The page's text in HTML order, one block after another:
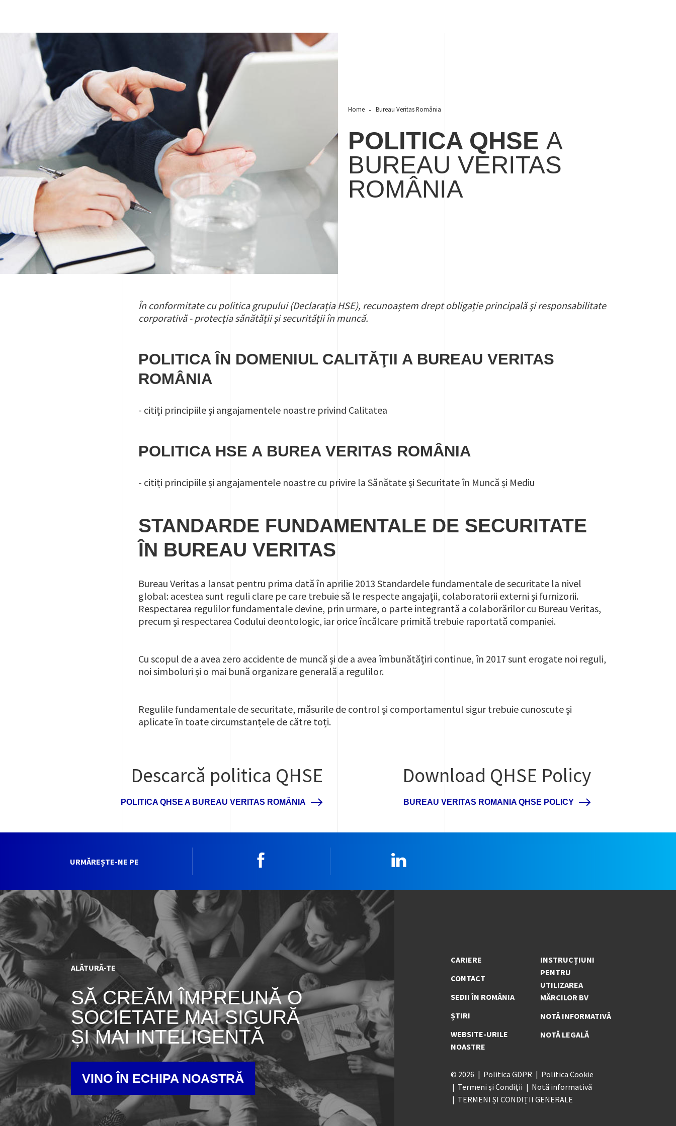
Politica QHSE
Home Bureau Veritas România
POLITICA QHSE A
BUREAU VERITAS
ROMÂNIA
În conformitate cu politica grupului (Declarația HSE), recunoaștem drept obligație principală şi responsabilitate
corporativă - protecția sănătății și securității în muncă.
POLITICA ÎN DOMENIUL CALITĂŢII A BUREAU VERITAS
ROMÂNIA
- citiți principiile și angajamentele noastre privind Calitatea
POLITICA HSE A BUREA VERITAS ROMÂNIA
- citiți principiile și angajamentele noastre cu privire la Sănătate şi Securitate în Muncă și Mediu
STANDARDE FUNDAMENTALE DE SECURITATE
ÎN BUREAU VERITAS
Bureau Veritas a lansat pentru prima dată în aprilie 2013 Standardele fundamentale de securitate la nivel
global: acestea sunt reguli clare pe care trebuie să le respecte angajații, colaboratorii externi și furnizorii.
Respectarea regulilor fundamentale devine, prin urmare, o parte integrantă a colaborărilor cu Bureau Veritas,
precum și respectarea Codului deontologic, iar orice încălcare primită trebuie raportată companiei.
Cu scopul de a avea zero accidente de muncă și de a avea îmbunătățiri continue, în 2017 sunt erogate noi reguli,
noi simboluri și o mai bună organizare generală a regulilor.
Regulile fundamentale de securitate, măsurile de control și comportamentul sigur trebuie cunoscute și
aplicate în toate circumstanțele de către toți.
Descarcă politica QHSE
POLITICA QHSE A BUREAU VERITAS ROMÂNIA
Download QHSE Policy
BUREAU VERITAS ROMANIA QHSE POLICY
URMĂREȘTE-NE PE
ALĂTURĂ-TE
SĂ CREĂM ÎMPREUNĂ O
SOCIETATE MAI SIGURĂ
ȘI MAI INTELIGENTĂ
VINO ÎN ECHIPA NOASTRĂ
CARIERE
CONTACT
SEDII ÎN ROMÂNIA
ȘTIRI
WEBSITE-URILE
NOASTRE
INSTRUCȚIUNI
PENTRU
UTILIZAREA
MĂRCILOR BV
NOTĂ INFORMATIVĂ
NOTĂ LEGALĂ
© 2026 Politica GDPR
Politica Cookie
Termeni și Condiții
Notă informativă
TERMENI ȘI CONDIȚII GENERALE